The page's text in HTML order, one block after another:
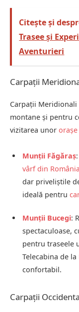
Citește și
Trasee și
Aventurieri
Carpații
Carpații
montane și pentru
vizitarea unor
Munții Făgăraș
vârf din România
dar priveliștile
ideală pentru
Munții Bucegi:
spectaculoase,
pentru traseele
Telecabina de la
confortabil.
Carpații